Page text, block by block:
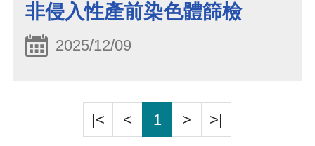
非侵入性產前染色體篩檢
2025/12/09
|< < 1 > >|